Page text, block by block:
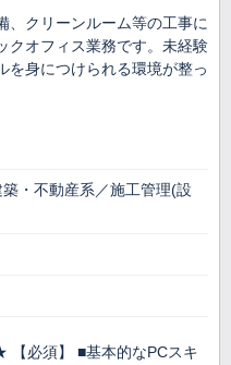
、クリーンルーム等の工事に
クオフィス業務です。未経験
を身につけられる環境が整っ
・不動産系／施工管理(設
必須】 ■基本的なPCスキ